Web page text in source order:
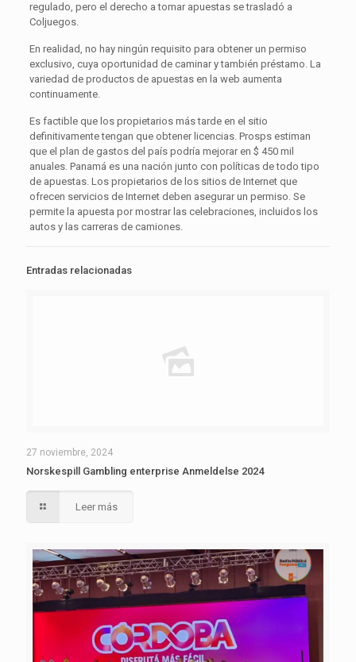
regulado, pero el derecho a tomar apuestas se trasladó a
Coljuegos.
En realidad, no hay ningún requisito para obtener un permiso
exclusivo, cuya oportunidad de caminar y también préstamo. La
variedad de productos de apuestas en la web aumenta
continuamente.
Es factible que los propietarios más tarde en el sitio
definitivamente tengan que obtener licencias. Prosps estiman
que el plan de gastos del país podría mejorar en $ 450 mil
anuales. Panamá es una nación junto con políticas de todo tipo
de apuestas. Los propietarios de los sitios de Internet que
ofrecen servicios de Internet deben asegurar un permiso. Se
permite la apuesta por mostrar las celebraciones, incluidos los
autos y las carreras de camiones.
Entradas relacionadas
27 noviembre, 2024
Norskespill Gambling enterprise Anmeldelse 2024
Leer más